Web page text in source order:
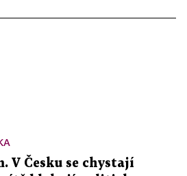
V Česku se chystají